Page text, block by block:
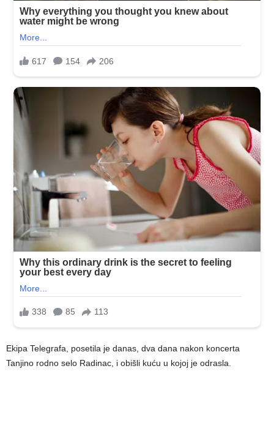
Ekipa Telegrafa, posetila je danas, dva dana nakon koncerta
Tanjino rodno selo Radinac, i obišli kuću u kojoj je odrasla.